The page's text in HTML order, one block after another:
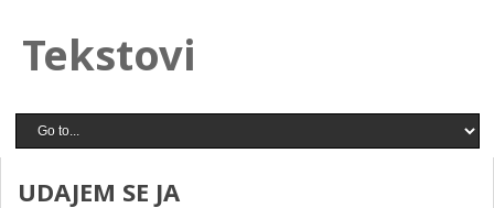
Tekstovi
UDAJEM SE JA